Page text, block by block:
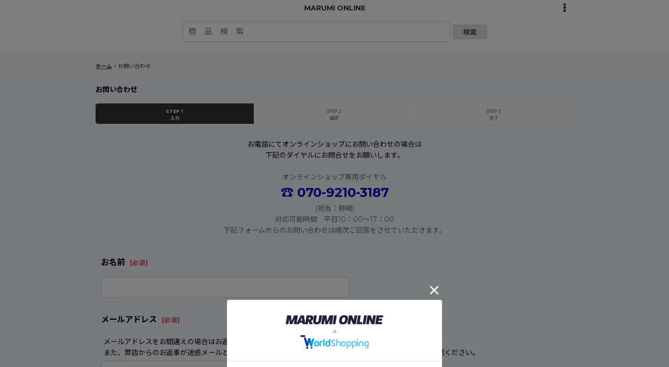
MARUMI ONLINE
検索
ホーム > お問い合わせ
お問い合わせ
STEP 1
入力
STEP 2
確認
STEP 3
完了
お電話にてオンラインショップにお問い合わせの場合は
下記のダイヤルにお問合せをお願いします。
オンラインショップ専用ダイヤル
☎ 070-9210-3187
(担当：野崎)
対応可能時間 平日10：00〜17：00
下記フォームからのお問い合わせは順次ご回答をさせていただきます。
お名前 [必須]
メールアドレス [必須]
メールアドレスをお間違えの場合はお返事が届きません。ご注意ください。
また、弊店からのお返事が迷惑メールとして処理される場合がございますので、迷惑メールフォルダもご確認ください。